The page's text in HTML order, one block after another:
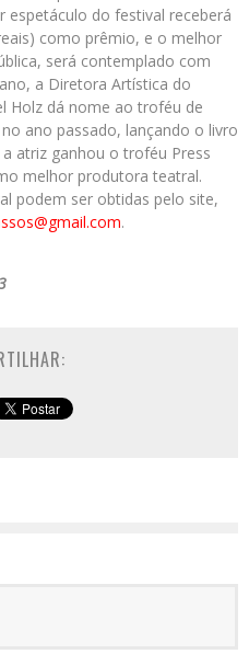
espetáculo do festival receberá
como prêmio, e o melhor
será contemplado com
a Diretora Artística do
Holz dá nome ao troféu de
ano passado, lançando o livro
a atriz ganhou o troféu Press
melhor produtora teatral.
podem ser obtidas pelo site,
.